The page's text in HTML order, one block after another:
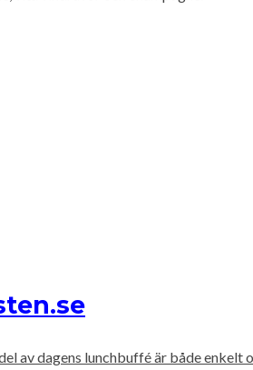
av dagens lunchbuffé är både enkelt